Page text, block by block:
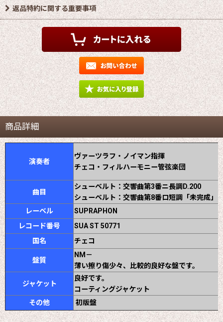
返品特約に関する重要事項
商品詳細
演奏者
ヴァーツラフ・ノイマン指揮
チェコ・フィルハーモニー管弦楽団
曲目
シューベルト：交響曲第3番ニ長調D.200
シューベルト：交響曲第8番ロ短調「未完成」
レーベル
SUPRAPHON
レコード番号
SUA ST 50771
国名
チェコ
盤質
NM－
薄い擦り傷少々、比較的良好な盤です。
ジャケット
良好です。
コーティングジャケット
その他
初版盤